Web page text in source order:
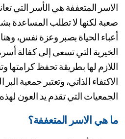
التي تقدم يد العون لهذه
هي الاسر المتعففة؟